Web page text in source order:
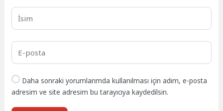
Daha sonraki yorumlarımda kullanılması için adım, e-posta
adresim ve site adresim bu tarayıcıya kaydedilsin.